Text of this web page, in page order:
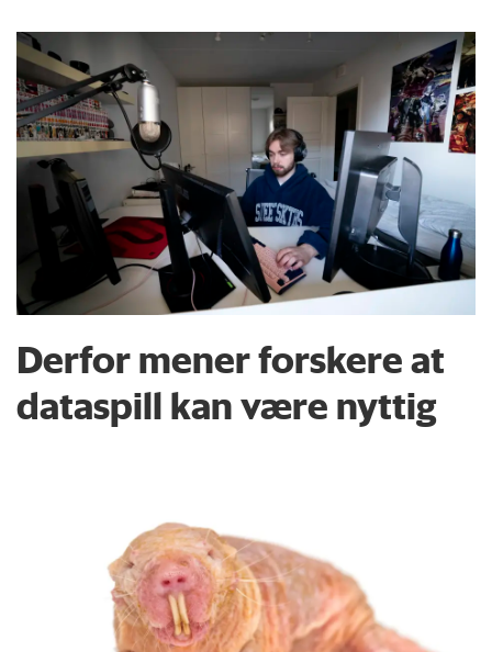
Derfor mener forskere at
dataspill kan være nyttig